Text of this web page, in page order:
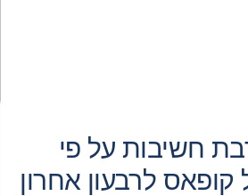
רבת חשיבות על פי
לרבעון אחרון